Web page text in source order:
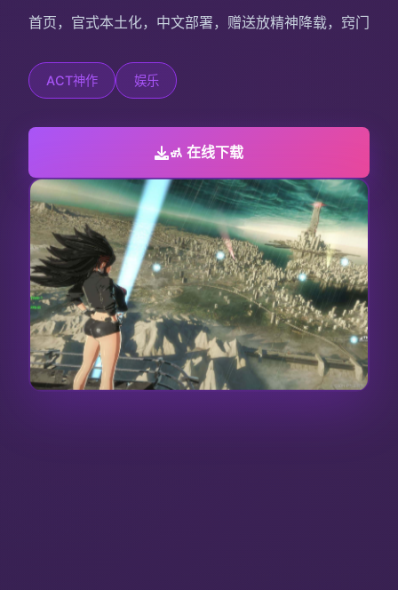
首页，官式本土化，中文部署，赠送放精神降载，窍门
ACT神作 娱乐
🚮 在线下载